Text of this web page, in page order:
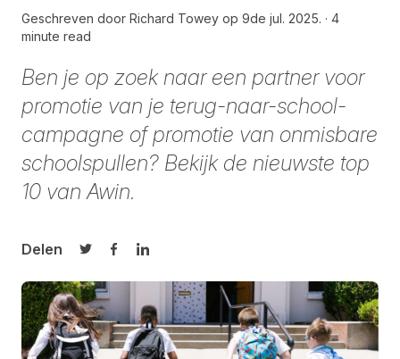
Geschreven door Richard Towey op 9de jul. 2025.
4
minute read
Ben je op zoek naar een partner voor
promotie van je terug-naar-school-
campagne of promotie van onmisbare
schoolspullen? Bekijk de nieuwste top
10 van Awin.
Delen
Delen op Twitter
Delen op Facebook
Delen op LinkedIn